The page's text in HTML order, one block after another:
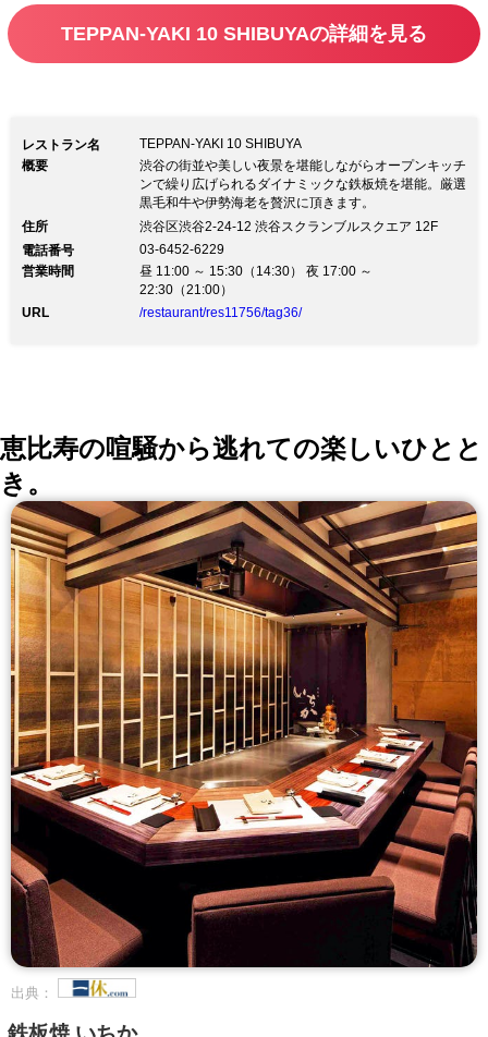
TEPPAN-YAKI 10 SHIBUYAの詳細を見る
レストラン名
TEPPAN-YAKI 10 SHIBUYA
概要
渋谷の街並や美しい夜景を堪能しながらオープンキッチ
ンで繰り広げられるダイナミックな鉄板焼を堪能。厳選
黒毛和牛や伊勢海老を贅沢に頂きます。
住所
渋谷区渋谷2-24-12 渋谷スクランブルスクエア 12F
電話番号
03-6452-6229
営業時間
昼 11:00 ～ 15:30（14:30） 夜 17:00 ～
22:30（21:00）
URL
/restaurant/res11756/tag36/
恵比寿の喧騒から逃れての楽しいひとと
き。
出典：